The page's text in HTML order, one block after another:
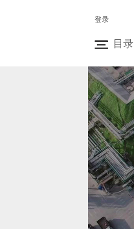
目录
登录